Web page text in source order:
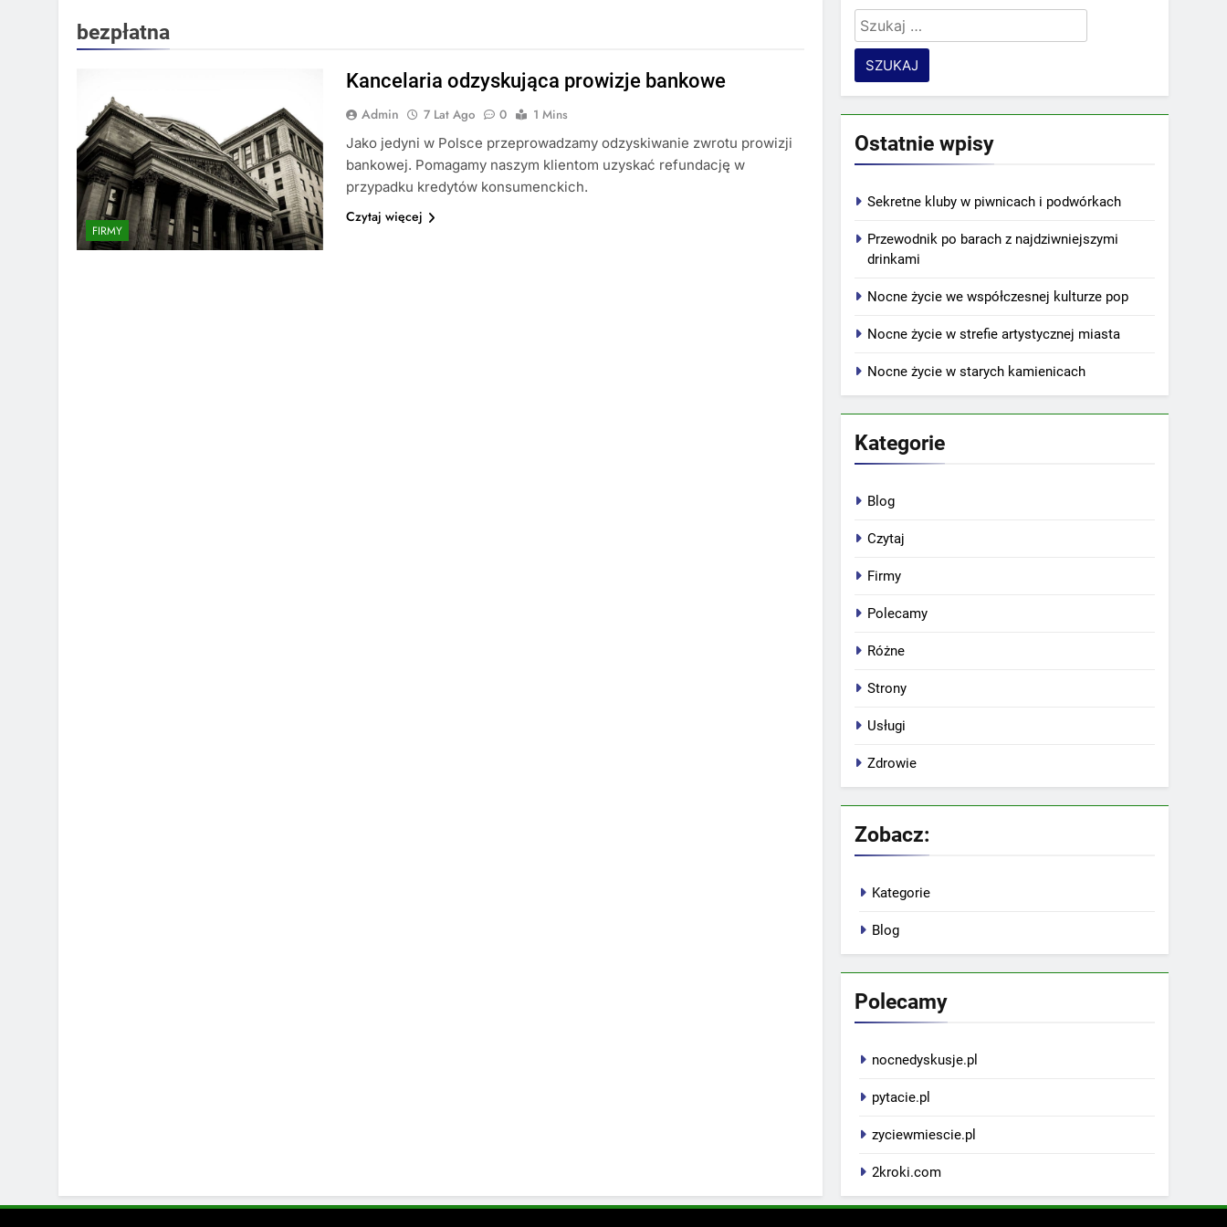
bezpłatna
FIRMY
Kancelaria odzyskująca prowizje bankowe
Admin 7 Lat Ago 0
1 Mins
Jako jedyni w Polsce przeprowadzamy odzyskiwanie zwrotu prowizji
bankowej. Pomagamy naszym klientom uzyskać refundację w
przypadku kredytów konsumenckich.
Czytaj więcej
Szukaj:
Ostatnie wpisy
Sekretne kluby w piwnicach i podwórkach
Przewodnik po barach z najdziwniejszymi
drinkami
Nocne życie we współczesnej kulturze pop
Nocne życie w strefie artystycznej miasta
Nocne życie w starych kamienicach
Kategorie
Blog
Czytaj
Firmy
Polecamy
Różne
Strony
Usługi
Zdrowie
Zobacz:
Kategorie
Blog
Polecamy
nocnedyskusje.pl
pytacie.pl
zyciewmiescie.pl
2kroki.com